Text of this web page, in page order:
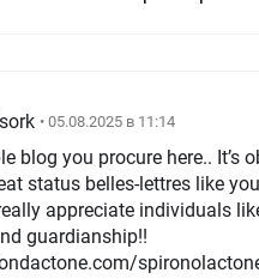
• 05.08.2025 в 11:14
blog you procure here.. It’s
status belles-lettres like
appreciate individuals
guardianship!!